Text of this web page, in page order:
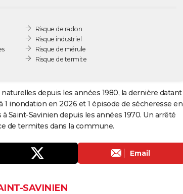
Risque de radon
Risque industriel
Risque de mérule
Risque de termite
depuis les années 1980, la dernière datant
1 inondation en 2026 et 1 épisode de sécheresse en
Saint-Savinien depuis les années 1970. Un arrêté
de termites dans la commune.
Email
SAVINIEN